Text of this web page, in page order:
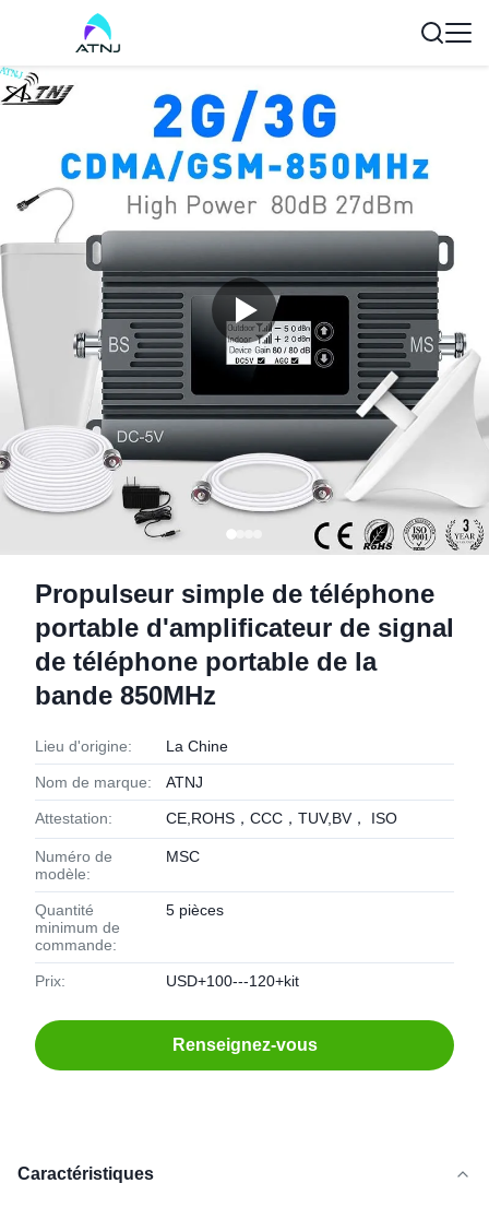
Propulseur simple de téléphone
portable d'amplificateur de signal
de téléphone portable de la
bande 850MHz
Lieu d'origine: La Chine
Nom de marque: ATNJ
Attestation: CE,ROHS，CCC，TUV,BV， ISO
Numéro de
modèle:
MSC
Quantité
minimum de
commande:
5 pièces
Prix: USD+100---120+kit
Renseignez-vous
Caractéristiques